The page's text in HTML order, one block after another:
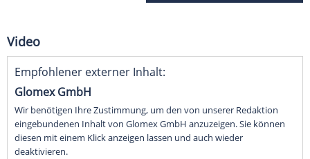
Video
Empfohlener externer Inhalt:
Glomex GmbH
Wir benötigen Ihre Zustimmung, um den von unserer Redaktion
eingebundenen Inhalt von Glomex GmbH anzuzeigen. Sie können
diesen mit einem Klick anzeigen lassen und auch wieder
deaktivieren.